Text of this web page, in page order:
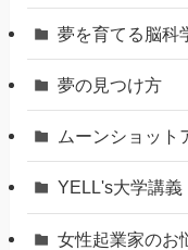
夢を育てる脳科
夢の見つけ方
ムーンショット
YELL's大学講義
女性起業家のお